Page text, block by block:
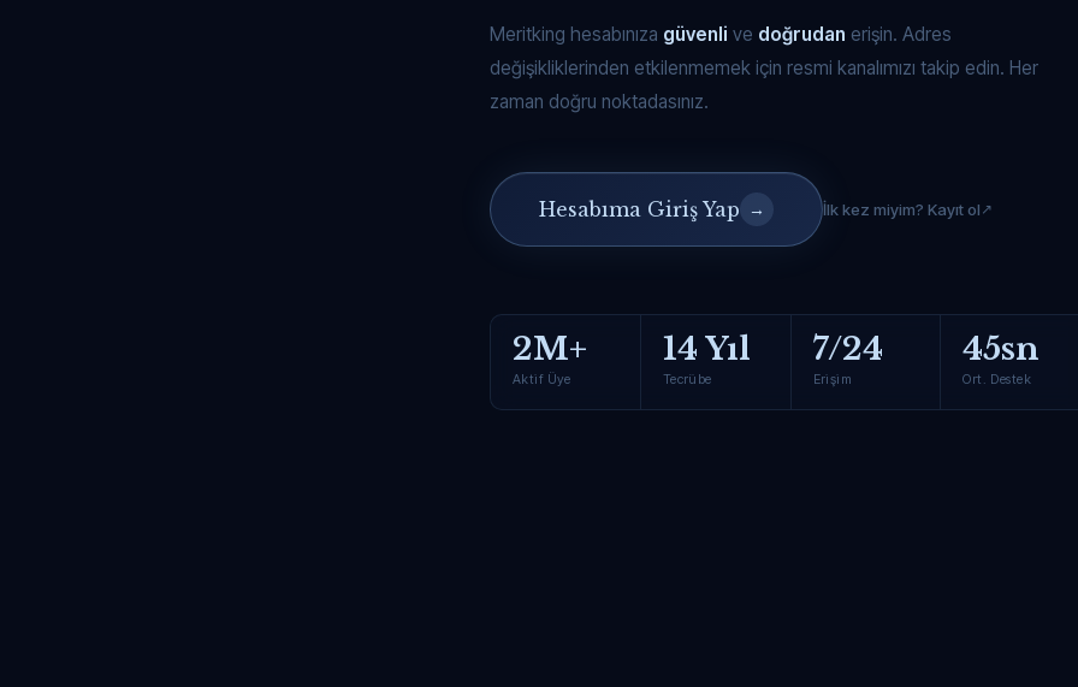
Meritking hesabınıza güvenli ve doğrudan erişin. Adres
değişikliklerinden etkilenmemek için resmi kanalımızı takip edin. Her
zaman doğru noktadasınız.
Hesabıma Giriş Yap → İlk kez miyim? Kayıt ol
2M+
Aktif Üye
14 Yıl
Tecrübe
7/24
Erişim
45sn
Ort. Destek